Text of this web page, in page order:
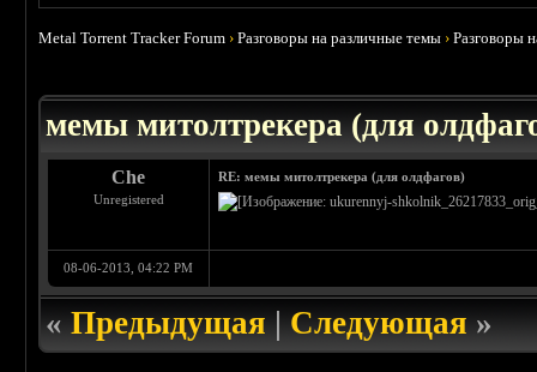
Metal Torrent Tracker Forum ›Разговоры на различные темы ›Разговоры
мемы митолтрекера (для
Che
Unregistered
RE: мемы митолтрекера (для олдфагов)
08-06-2013, 04:22 PM
«Предыдущая|Следующая»